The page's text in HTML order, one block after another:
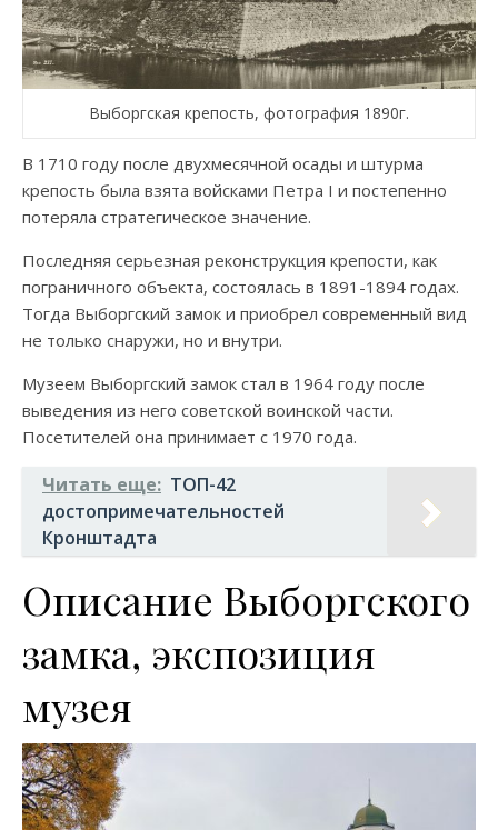
Выборгская крепость, фотография 1890г.
В 1710 году после двухмесячной осады и штурма
крепость была взята войсками Петра I и постепенно
потеряла стратегическое значение.
Последняя серьезная реконструкция крепости, как
пограничного объекта, состоялась в 1891-1894 годах.
Тогда Выборгский замок и приобрел современный вид
не только снаружи, но и внутри.
Музеем Выборгский замок стал в 1964 году после
выведения из него советской воинской части.
Посетителей она принимает с 1970 года.
Читать еще: ТОП-42
достопримечательностей
Кронштадта
Описание Выборгского
замка, экспозиция
музея